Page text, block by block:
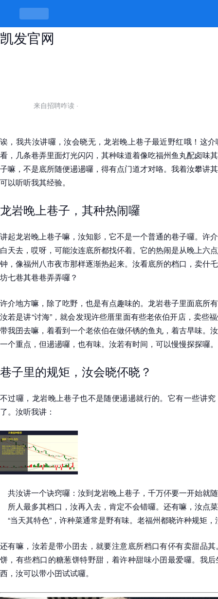
龙岩晚上巷子，巷巷弄弄有门道 -k8
凯发官网
来自招聘咋读 ·
诶，我共汝讲囉，汝会晓无，龙岩晚上巷子最近野红哦！这
看，几条巷弄里面灯光闪闪，其种味道着像吃福州鱼丸配卤味
子嘛，不是底所随便逿逿囉，得有点门道才对咯。我着汝攀讲
可以听听我其经验。
龙岩晚上巷子，其种热闹囉
讲起龙岩晚上巷子嘛，汝知影，它不是一个普通的巷子囉。许
白天去，哎呀，可能汝连底所都找伓着。它的热闹是从晚上六
钟，像福州八市夜市那样逐渐热起来。汝看底所的档口，卖什
坊七巷其巷巷弄弄囉？
许介地方嘛，除了吃野，也是有点趣味的。龙岩巷子里面底所
汝若是讲“讨海”，就会发现许些厝里面有些老依伯开店，卖些
带我囝去嘛，着看到一个老依伯在做伓锈的鱼丸，着古早味。
一个重点，但逿逿囉，也有味。汝若有时间，可以慢慢探探囉。
巷子里的规矩，汝会晓伓晓？
不过囉，龙岩晚上巷子也不是随便逿逿就行的。它有一些讲
了。汝听我讲：
共汝讲一个诀窍囉：汝到龙岩晚上巷子，千万伓要一开始就
所人最多其档口，汝再入去，肯定不会错囉。还有嘛，汝点
“当天其特色”，许种菜通常是野有味。老福州都晓许种规矩
还有嘛，汝若是带小囝去，就要注意底所档口有伓有卖甜品
饼，有些档口的糖葱饼特野甜，着许种甜味小囝最爱囉。我
西，汝可以带小囝试试囉。